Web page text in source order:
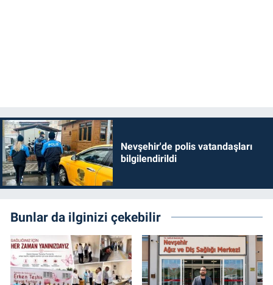
Nevşehir'de polis vatandaşları
bilgilendirildi
Bunlar da ilginizi çekebilir
Magazin
Çevre